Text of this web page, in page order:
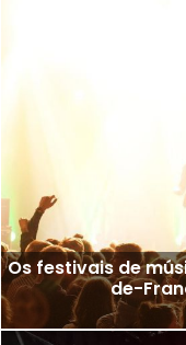
Os festivais de
de-